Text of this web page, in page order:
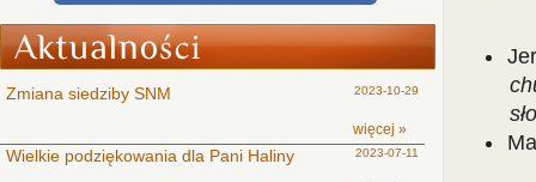
Zmiana siedziby SNM 2023-10-29
więcej »
Wielkie podziękowania dla Pani Haliny 2023-07-11